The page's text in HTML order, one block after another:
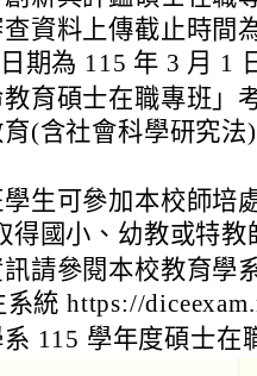
資料上傳截止時間
期為 115 年 3 月 1
育碩士在職專班」
育(含社會科學研究
生可參加本校師培
得國小、幼教或特
請參閱本校教育學
系統 https://
115 學年度碩士在